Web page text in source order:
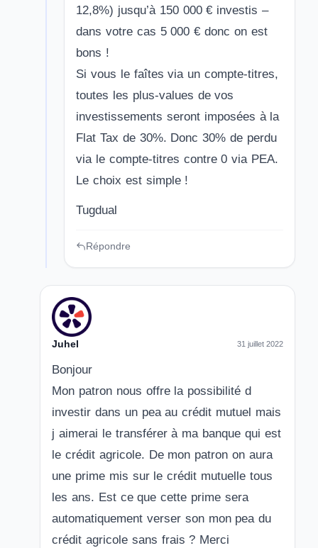
12,8%) jusqu’à 150 000 € investis –
dans votre cas 5 000 € donc on est
bons !
Si vous le faîtes via un compte-titres,
toutes les plus-values de vos
investissements seront imposées à la
Flat Tax de 30%. Donc 30% de perdu
via le compte-titres contre 0 via PEA.
Le choix est simple !
Tugdual
Répondre
Juhel 31 juillet 2022
Bonjour
Mon patron nous offre la possibilité d
investir dans un pea au crédit mutuel mais
j aimerai le transférer à ma banque qui est
le crédit agricole. De mon patron on aura
une prime mis sur le crédit mutuelle tous
les ans. Est ce que cette prime sera
automatiquement verser son mon pea du
crédit agricole sans frais ? Merci